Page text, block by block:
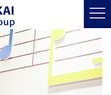
t
o
l
n
a
v
i